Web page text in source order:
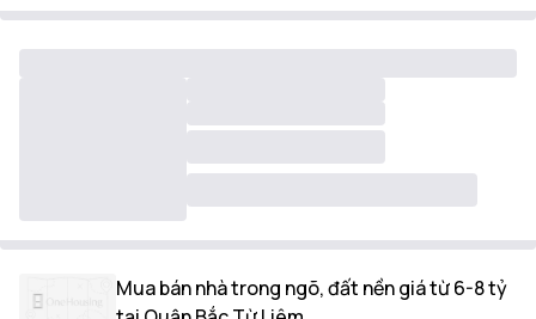
Mua bán nhà trong ngõ, đất nền giá từ 6-8 tỷ